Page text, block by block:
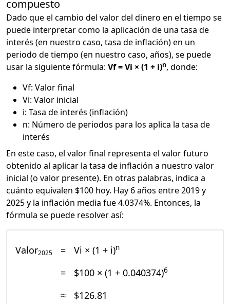
compuesto
Dado que el cambio del valor del dinero en el tiempo se
puede interpretar como la aplicación de una tasa de
interés (en nuestro caso, tasa de inflación) en un
periodo de tiempo (en nuestro caso, años), se puede
usar la siguiente fórmula: Vf = Vi × (1 + i)n, donde:
Vf: Valor final
Vi: Valor inicial
i: Tasa de interés (inflación)
n: Número de periodos para los aplica la tasa de
interés
En este caso, el valor final representa el valor futuro
obtenido al aplicar la tasa de inflación a nuestro valor
inicial (o valor presente). En otras palabras, indica a
cuánto equivalen $100 hoy. Hay 6 años entre 2019 y
2025 y la inflación media fue 4.0374%. Entonces, la
fórmula se puede resolver así:
Valor2025 = Vi × (1 + i)n
= $100 × (1 + 0.040374)6
≈ $126.81